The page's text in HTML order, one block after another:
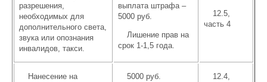
разрешения,
необходимых для
дополнительного света,
звука или опознания
инвалидов, такси.
выплата штрафа –
5000 руб.
Лишение прав на
срок 1-1,5 года.
12.5,
часть 4
Нанесение на
5000 руб.
12.4,